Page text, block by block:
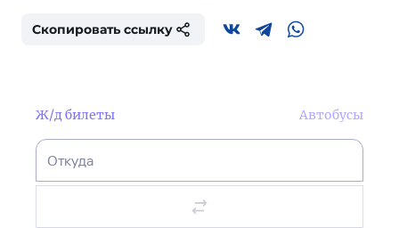
Скопировать ссылку
Ж/д билеты Автобусы
Откуда